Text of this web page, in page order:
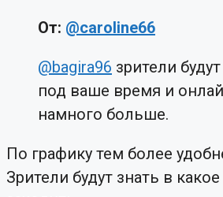
От: @caroline66
@bagira96 зрители
под ваше время и
намного больше.
По графику тем более
Зрители будут знать в